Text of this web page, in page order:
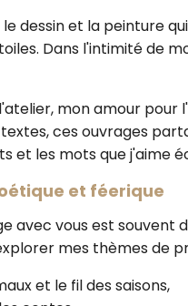
le dessin et la peinture
Dans l'intimité de
mon amour pour
ces ouvrages
et les mots que j'aime
et féerique
avec vous est
mes thèmes de
et le fil des saisons,